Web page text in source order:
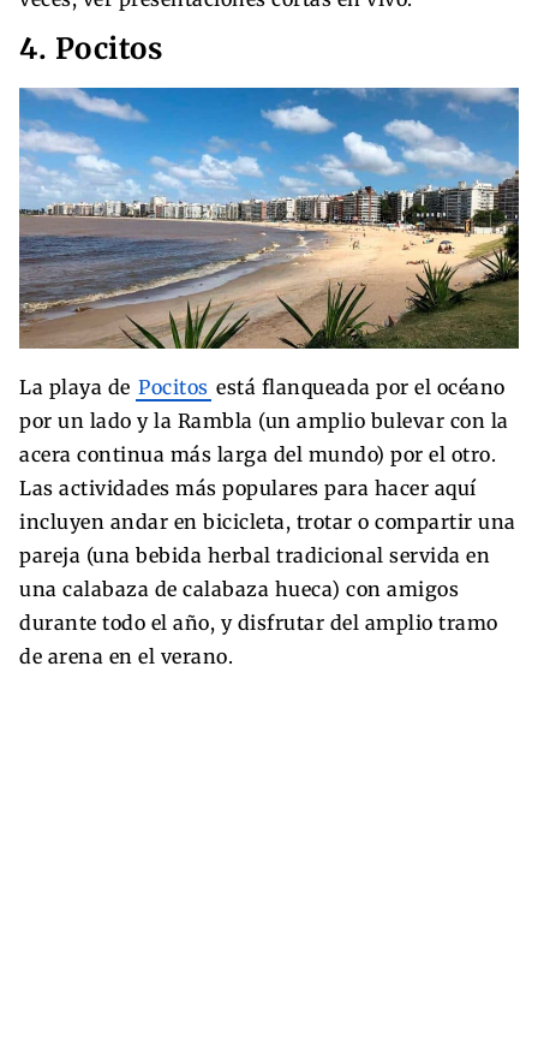
4. Pocitos
La playa de Pocitos está flanqueada por el océano
por un lado y la Rambla (un amplio bulevar con la
acera continua más larga del mundo) por el otro.
Las actividades más populares para hacer aquí
incluyen andar en bicicleta, trotar o compartir una
pareja (una bebida herbal tradicional servida en
una calabaza de calabaza hueca) con amigos
durante todo el año, y disfrutar del amplio tramo
de arena en el verano.